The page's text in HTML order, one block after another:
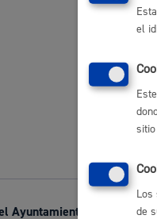
Pública, animales y consumo
y juventud
Ayuntamiento de Donostia
el
Los
de